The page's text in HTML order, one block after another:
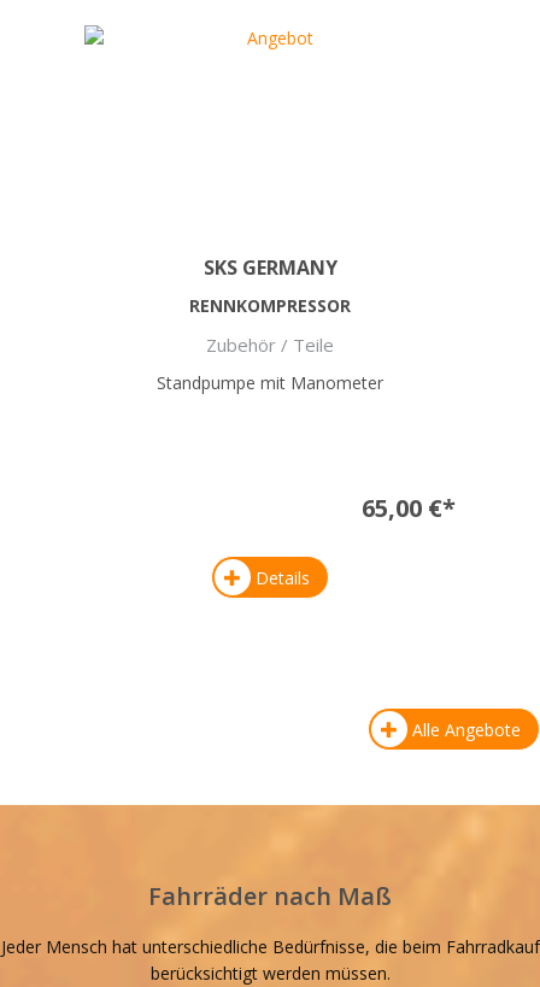
SKS GERMANY
RENNKOMPRESSOR
Zubehör / Teile
Standpumpe mit Manometer
65,00 €*
Details
Alle Angebote
Fahrräder nach Maß
Jeder Mensch hat unterschiedliche Bedürfnisse, die beim Fahrradkauf
berücksichtigt werden müssen.